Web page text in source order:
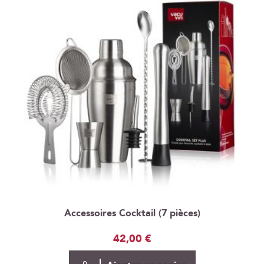
Accessoires Cocktail (7 pièces)
42,00 €